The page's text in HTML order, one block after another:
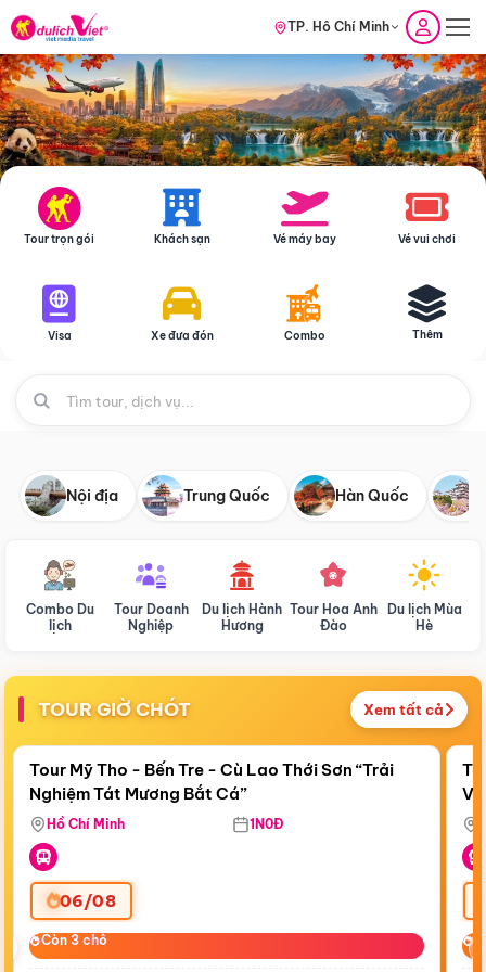
TP. Hồ Chí Minh
Tour trọn gói Khách sạn Vé máy bay Vé vui chơi
Visa Xe đưa đón Combo Thêm
Nội địa Trung Quốc Hàn Quốc
Combo Du
lịch
Tour Doanh
Nghiệp
Du lịch Hành
Hương
Tour Hoa Anh
Đào
Du lịch Mùa
Hè
TOUR GIỜ CHÓT Xem tất cả
Còn23:56:26
Điểm nổi bật
Tour Mỹ Tho - Bến Tre - Cù Lao Thới Sơn “Trải
Nghiệm Tát Mương Bắt Cá”
Hồ Chí Minh 1N0Đ
06/08
Còn 3 chỗ
Còn 3 chỗ